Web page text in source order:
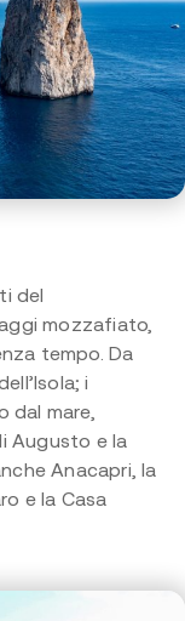
del
mozzafiato,
tempo. Da
i
dal mare,
Augusto e la
Anacapri, la
e la Casa